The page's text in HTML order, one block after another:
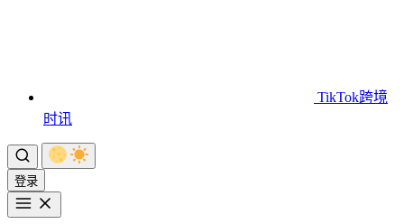
TikTok跨境
时讯
登录